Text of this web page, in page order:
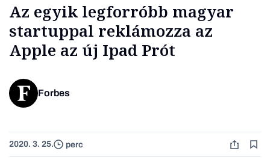
Az egyik legforróbb magyar
startuppal reklámozza az
Apple az új Ipad Prót
Forbes
2020. 3. 25. perc